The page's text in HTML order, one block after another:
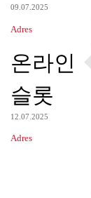
09.07.2025
Adres
온라인
슬롯
12.07.2025
Adres